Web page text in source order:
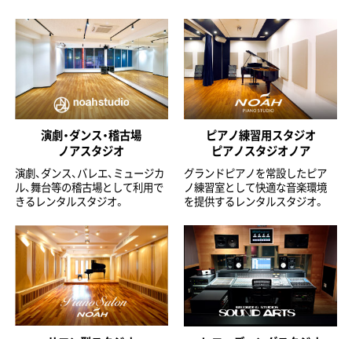
演劇・ダンス・稽古場
ノアスタジオ
演劇、ダンス、バレエ、ミュージカ
ル、舞台等の稽古場として利用で
きるレンタルスタジオ。
ピアノ練習用スタジオ
ピアノスタジオノア
グランドピアノを常設したピア
ノ練習室として快適な音楽環境
を提供するレンタルスタジオ。